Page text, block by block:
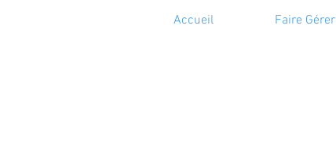
Accueil Faire Gérer